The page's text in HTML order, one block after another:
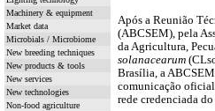
Machinery & equipment
Market data
Microbials / Microbiome
New breeding techniques
New products & tools
New services
New technologies
Non-food agriculture
Após a Reunião
(ABCSEM), pela
da Agricultura,
solanacearum
Brasília, a
comunicação oficial
rede credenciada